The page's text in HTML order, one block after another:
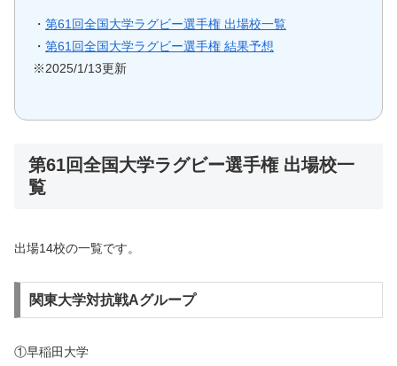
・ 第61回全国大学ラグビー選手権 出場校一覧
・ 第61回全国大学ラグビー選手権 結果予想
※2025/1/13更新
第61回全国大学ラグビー選手権 出場校一
覧
出場14校の一覧です。
関東大学対抗戦Aグループ
①早稲田大学